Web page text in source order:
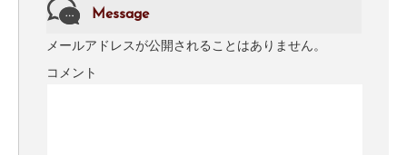
Message
メールアドレスが公開されることはありません。
コメント